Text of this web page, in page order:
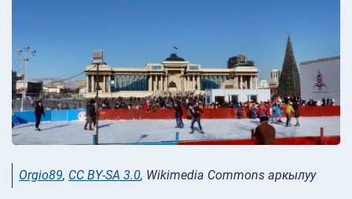
Orgio89, CC BY-SA 3.0, Wikimedia Commons аркылуу